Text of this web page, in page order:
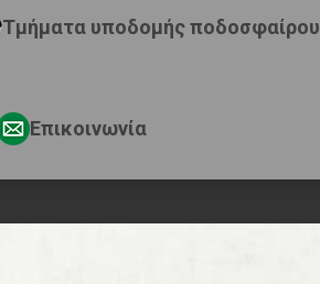
Τμήματα υποδομής ποδοσφαίρου
Επικοινωνία